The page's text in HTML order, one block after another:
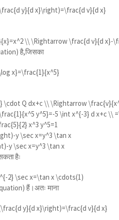
y}{d x}\right)=\frac{d v}{d x}
\\ \Rightarrow \frac{d v}{d x}-
है,जिसका
x}=\frac{1}{x^5}
Q dx+c \\ \Rightarrow
y^5}=-5 \int x^{-3} d x+c \\
x^3 y^5=1
y \sec x=y^3 \tan x
y \sec x=y^3 \tan x
हैः
2} \sec x=\tan x \cdots(1)
हैं।अतः माना
y}{d x}\right)=\frac{d v}{d x}